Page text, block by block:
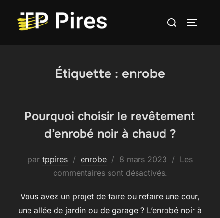
contenu
Rechercher :
Étiquette : enrobe
Pourquoi choisir le revêtement
d’enrobé noir à chaud ?
par tppires enrobe
Publié
le
8 mars 2023
Les
commentaires sont désactivés.
Vous avez un projet de faire ou refaire une cour,
une allée de jardin ou de garage ? L’enrobé noir à